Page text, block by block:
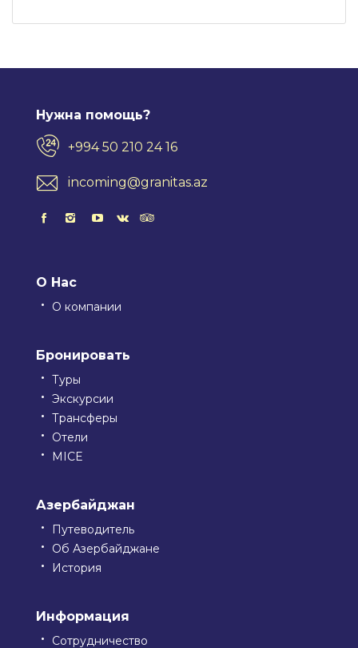
Нужна помощь?
+994 50 210 24 16
incoming@granitas.az
О Нас
О компании
Бронировать
Туры
Экскурсии
Трансферы
Отели
MICE
Азербайджан
Путеводитель
Об Азербайджане
История
Информация
Сотрудничество